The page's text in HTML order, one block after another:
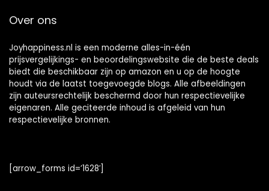
Over ons
Joyhappiness.nl is een moderne alles-in-één
prijsvergelijkings- en beoordelingswebsite die de beste deals
biedt die beschikbaar zijn op amazon en u op de hoogte
houdt via de laatst toegevoegde blogs. Alle afbeeldingen
zijn auteursrechtelijk beschermd door hun respectievelijke
eigenaren. Alle geciteerde inhoud is afgeleid van hun
respectievelijke bronnen.
[arrow_forms id=’1628′]